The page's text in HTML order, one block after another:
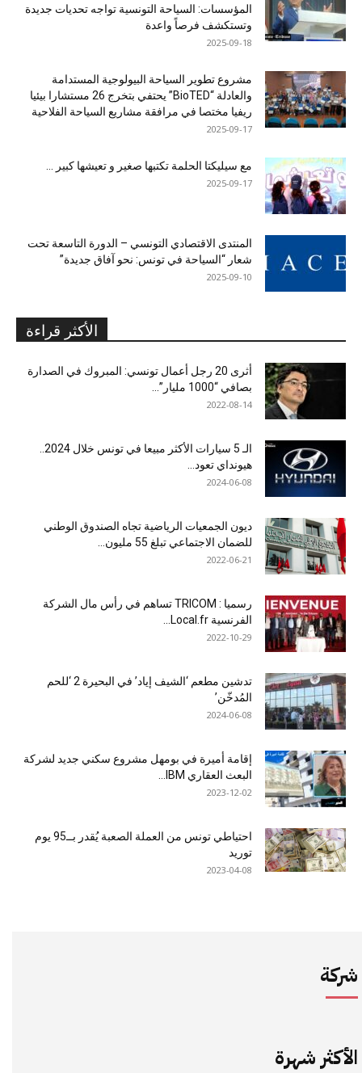
المؤسسات: السياحة التونسية تواجه تحديات جديدة
وتستكشف فرصاً واعدة
2025-09-18
مشروع تطوير السياحة البيولوجية المستدامة
والعادلة “BioTED” يحتفي بتخرج 26 مستشارا بيئيا
ريفيا مختصا في مرافقة مشاريع السياحة الفلاحية
2025-09-17
مع سيليكتا الحلمة تكتبها صغير و تعيشها كبير …
2025-09-17
المنتدى الاقتصادي التونسي – الدورة التاسعة تحت
شعار “السياحة في تونس: نحو آفاق جديدة”
2025-09-10
الأكثر قراءة
أثرى 20 رجل أعمال تونسي: المبروك في الصدارة
بصافي “1000 مليار”...
2022-08-14
هيونداي تعود...
2024-06-08
ديون الجمعيات الرياضية تجاه الصندوق الوطني
للضمان الاجتماعي تبلغ 55 مليون...
2022-06-21
رسميا : TRICOM تساهم في رأس مال الشركة
الفرنسية Local.fr...
2022-10-29
تدشين مطعم ‘الشيف إياد’ في البحيرة 2 ‘للحم
المُدخّن’
2024-06-08
إقامة أميرة في بومهل مشروع سكني جديد لشركة
البعث العقاري IBM...
2023-12-02
احتياطي تونس من العملة الصعبة يُقدر بــ95 يوم
توريد
2023-04-08
شركة
الأكثر شهرة